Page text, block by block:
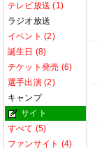
テレビ放送 (1)
ラジオ放送
イベント (2)
誕生日 (8)
チケット発売 (6)
選手出演 (2)
キャンプ
サイト
すべて (5)
ファンサイト (4)